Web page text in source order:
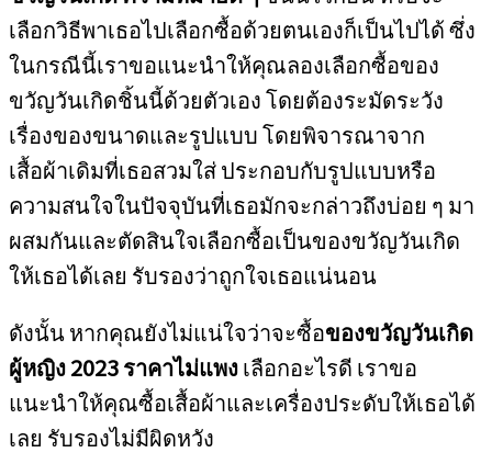
เลือกวิธีพาเธอไปเลือกซื้อด้วยตนเองก็เป็นไปได้ ซึ่ง
ในกรณีนี้เราขอแนะนำให้คุณลองเลือกซื้อของ
ขวัญวันเกิดชิ้นนี้ด้วยตัวเอง โดยต้องระมัดระวัง
เรื่องของขนาดและรูปแบบ โดยพิจารณาจาก
เสื้อผ้าเดิมที่เธอสวมใส่ ประกอบกับรูปแบบหรือ
ความสนใจในปัจจุบันที่เธอมักจะกล่าวถึงบ่อย ๆ มา
ผสมกันและตัดสินใจเลือกซื้อเป็นของขวัญวันเกิด
ให้เธอได้เลย รับรองว่าถูกใจเธอแน่นอน
ดังนั้น หากคุณยังไม่แน่ใจว่าจะซื้อของขวัญวันเกิด
ผู้หญิง 2023 ราคาไม่แพงเลือกอะไรดี เราขอ
แนะนำให้คุณซื้อเสื้อผ้าและเครื่องประดับให้เธอได้
เลย รับรองไม่มีผิดหวัง